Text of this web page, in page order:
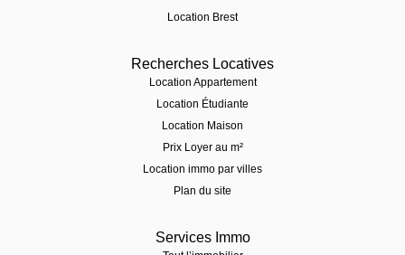
Location Brest
Recherches Locatives
Location Appartement
Location Étudiante
Location Maison
Prix Loyer au m²
Location immo par villes
Plan du site
Services Immo